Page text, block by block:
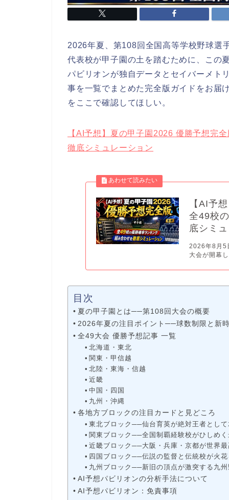
2026年夏、第108回全国高等学校野球選
代表校が甲子園の土を踏むために、この
パビリオンが独自データとセイバーメト
事を一覧でまとめた完全版ガイドをお届
をここで確認してほしい。
【AI予想】夏の甲子園2026 優勝予想完
徹底シミュレーション
【AI予
全49校
底シミ
2026年8月5
大会が開幕
目次
夏の甲子園とは──第108回大会の概要
2026年夏の注目ポイント──球数制限と新
全49大会 優勝予想記事 一覧
北海道・東北
関東・甲信越
北陸・東海・信越
近畿
中国・四国
九州・沖縄
各地方ブロックの注目カードと見どころ
東北ブロック──仙台育英が絶対王者とし
関東ブロック──全国制覇経験校がひしめ
近畿ブロック──大阪・兵庫・京都が世界
四国ブロック──伝説の監督と伝統校が火
九州ブロック──新旧の頂点が激突する九
AI予想パビリオンの分析手法について
AI予想パビリオン：免責事項